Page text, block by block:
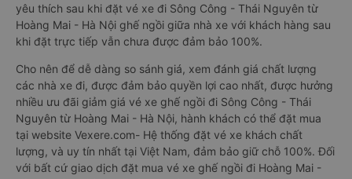
yêu thích sau khi đặt vé xe đi Sông Công - Thái Nguyên từ
Hoàng Mai - Hà Nội ghế ngồi giữa nhà xe với khách hàng sau
khi đặt trực tiếp vẫn chưa được đảm bảo 100%.
Cho nên để dễ dàng so sánh giá, xem đánh giá chất lượng
các nhà xe đi, được đảm bảo quyền lợi cao nhất, được hưởng
nhiều ưu đãi giảm giá vé xe ghế ngồi đi Sông Công - Thái
Nguyên từ Hoàng Mai - Hà Nội, hành khách có thể đặt mua
tại website Vexere.com- Hệ thống đặt vé xe khách chất
lượng, và uy tín nhất tại Việt Nam, đảm bảo giữ chỗ 100%. Đối
với bất cứ giao dịch đặt mua vé xe ghế ngồi đi Hoàng Mai -